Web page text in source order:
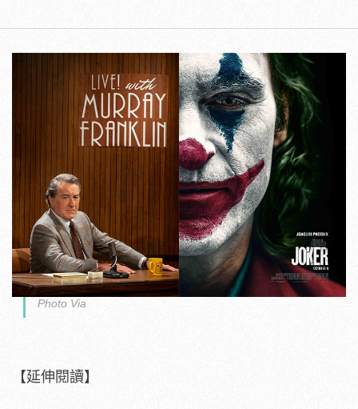
Photo Via
【延伸閱讀】